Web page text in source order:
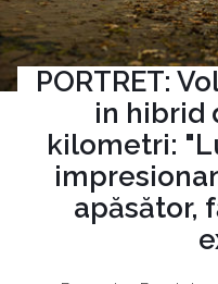
PORTRET:
in hibrid
kilometri:
apăsător,